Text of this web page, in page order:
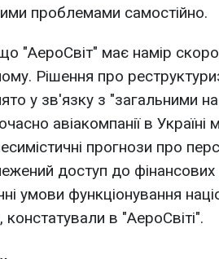
проблемами самостійно.
"АероСвіт" має намір
Рішення про
у зв'язку з "загальними
авіакомпанії в Україні
прогнози про
доступ до фінансових
умови функціонування
в "АероСвіті".